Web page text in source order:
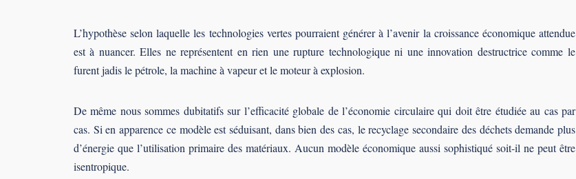
L’hypothèse selon laquelle les technologies vertes pourraient générer à l’avenir la croissance économique attendue
est à nuancer. Elles ne représentent en rien une rupture technologique ni une innovation destructrice comme le
furent jadis le pétrole, la machine à vapeur et le moteur à explosion.
De même nous sommes dubitatifs sur l’efficacité globale de l’économie circulaire qui doit être étudiée au cas par
cas. Si en apparence ce modèle est séduisant, dans bien des cas, le recyclage secondaire des déchets demande plus
d’énergie que l’utilisation primaire des matériaux. Aucun modèle économique aussi sophistiqué soit-il ne peut être
isentropique.